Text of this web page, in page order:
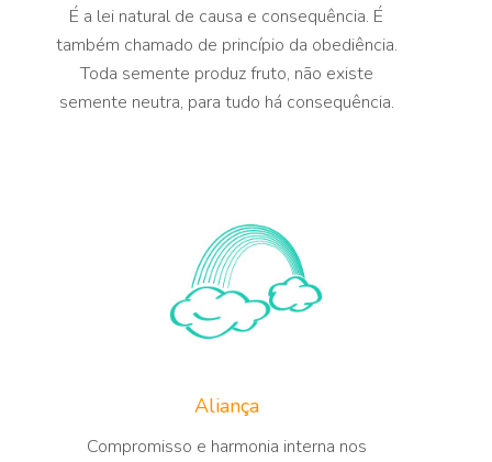
É a lei natural de causa e consequência. É
também chamado de princípio da obediência.
Toda semente produz fruto, não existe
semente neutra, para tudo há consequência.
Aliança
Compromisso e harmonia interna nos